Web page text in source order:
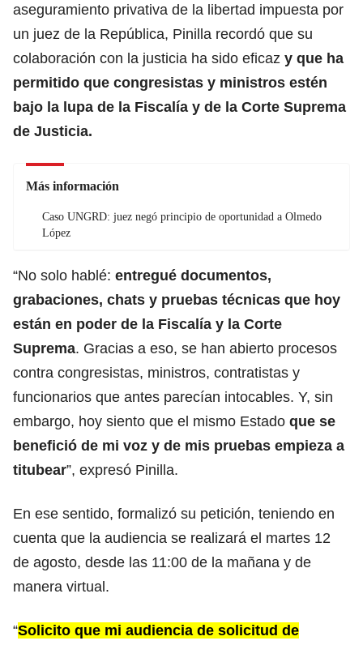
aseguramiento privativa de la libertad impuesta por
un juez de la República, Pinilla recordó que su
colaboración con la justicia ha sido eficaz y que ha
permitido que congresistas y ministros estén
bajo la lupa de la Fiscalía y de la Corte Suprema
de Justicia.
Más información
Caso UNGRD: juez negó principio de oportunidad a Olmedo
López
“No solo hablé: entregué documentos,
grabaciones, chats y pruebas técnicas que hoy
están en poder de la Fiscalía y la Corte
Suprema. Gracias a eso, se han abierto procesos
contra congresistas, ministros, contratistas y
funcionarios que antes parecían intocables. Y, sin
embargo, hoy siento que el mismo Estado que se
benefició de mi voz y de mis pruebas empieza a
titubear”, expresó Pinilla.
En ese sentido, formalizó su petición, teniendo en
cuenta que la audiencia se realizará el martes 12
de agosto, desde las 11:00 de la mañana y de
manera virtual.
“Solicito que mi audiencia de solicitud de